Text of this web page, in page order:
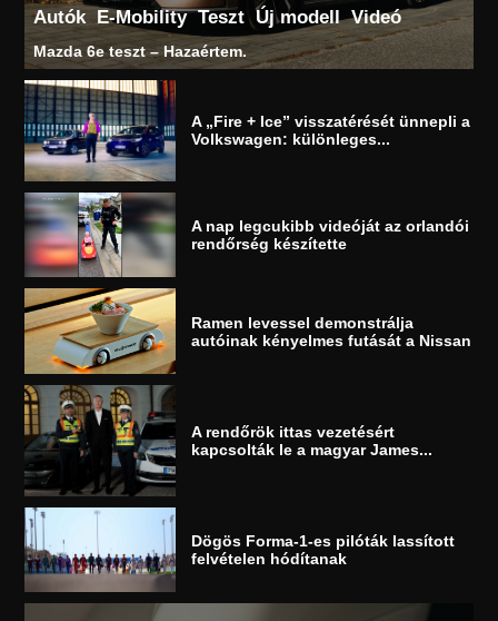
Autók E-Mobility Teszt Új modell Videó
Mazda 6e teszt – Hazaértem.
A „Fire + Ice” visszatérését ünnepli a
Volkswagen: különleges...
A nap legcukibb videóját az orlandói
rendőrség készítette
Ramen levessel demonstrálja
autóinak kényelmes futását a Nissan
A rendőrök ittas vezetésért
kapcsolták le a magyar James...
Dögös Forma-1-es pilóták lassított
felvételen hódítanak